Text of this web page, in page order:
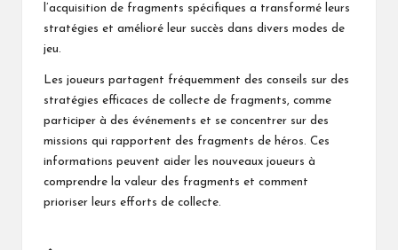
l’acquisition de fragments spécifiques a transformé leurs
stratégies et amélioré leur succès dans divers modes de
jeu.
Les joueurs partagent fréquemment des conseils sur des
stratégies efficaces de collecte de fragments, comme
participer à des événements et se concentrer sur des
missions qui rapportent des fragments de héros. Ces
informations peuvent aider les nouveaux joueurs à
comprendre la valeur des fragments et comment
prioriser leurs efforts de collecte.